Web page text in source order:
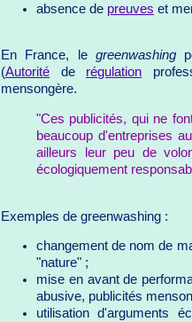
absence de preuves et
En France, le greenwashing
(Autorité de régulation
mensongère.
"Ces publicités, qui ne
beaucoup d'entreprises
ailleurs leur peu de
écologiquement
Exemples de greenwashing :
changement de nom de
"nature" ;
mise en avant de
abusive, publicités
utilisation d'arguments